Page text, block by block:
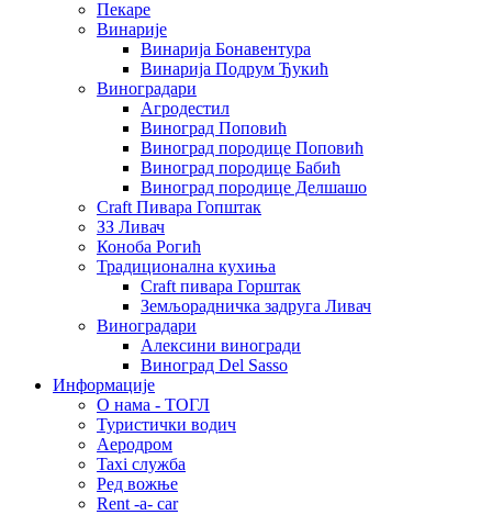
Пекаре
Винарије
Винарија Бонавентура
Винарија Подрум Ђукић
Виноградари
Агродестил
Виноград Поповић
Виноград породице Поповић
Виноград породице Бабић
Виноград породице Делшашо
Craft Пивара Гопштак
ЗЗ Ливач
Коноба Рогић
Традиционална кухиња
Craft пивара Горштак
Земљорадничка задруга Ливач
Виноградари
Алексини виногради
Виноград Del Sasso
Информације
О нама - ТОГЛ
Туристички водич
Аеродром
Taxi служба
Ред вожње
Rent -a- car